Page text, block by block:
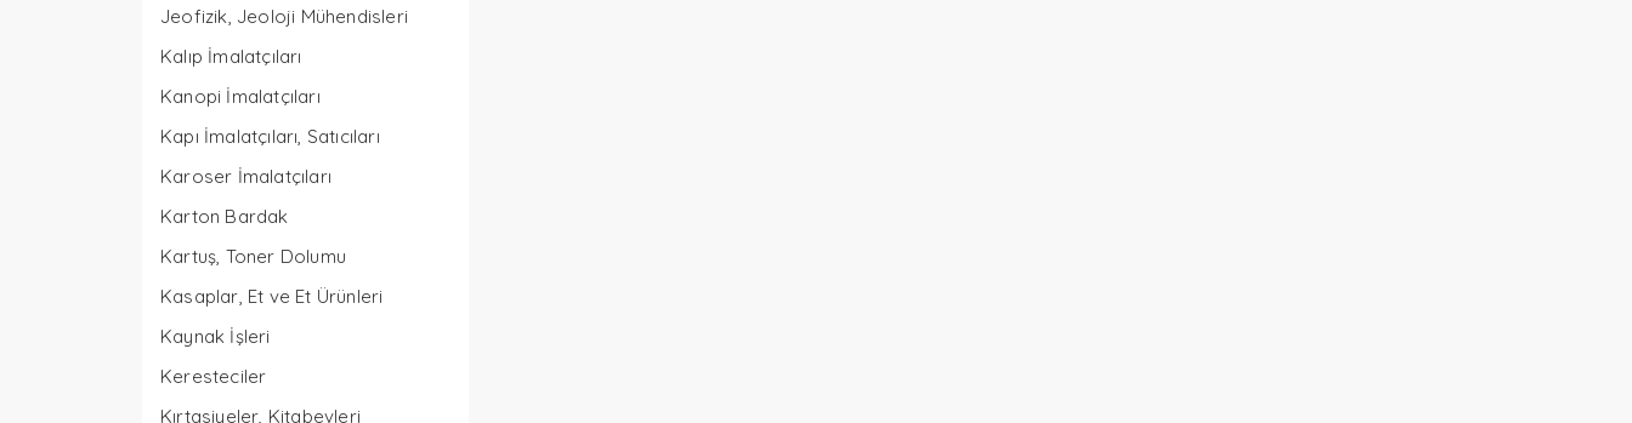
Jeofizik, Jeoloji Mühendisleri
Kalıp İmalatçıları
Kanopi İmalatçıları
Kapı İmalatçıları, Satıcıları
Karoser İmalatçıları
Karton Bardak
Kartuş, Toner Dolumu
Kasaplar, Et ve Et Ürünleri
Kaynak İşleri
Keresteciler
Kırtasiyeler, Kitabevleri